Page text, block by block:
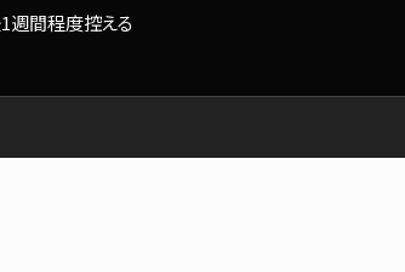
週間程度控える